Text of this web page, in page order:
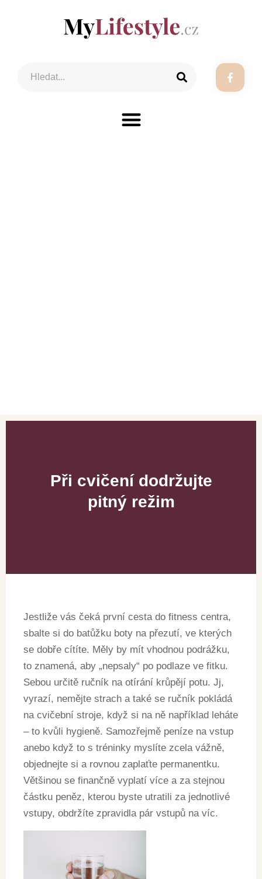
Při cvičení dodržujte
pitný režim
Jestliže vás čeká první cesta do fitness centra,
sbalte si do batůžku boty na přezutí, ve kterých
se dobře cítíte. Měly by mít vhodnou podrážku,
to znamená, aby „nepsaly“ po podlaze ve fitku.
Sebou určitě ručník na otírání krůpějí potu. Jj,
vyrazí, nemějte strach a také se ručník pokládá
na cvičební stroje, když si na ně například leháte
– to kvůli hygieně. Samozřejmě peníze na vstup
anebo když to s tréninky myslíte zcela vážně,
objednejte si a rovnou zaplaťte permanentku.
Většinou se finančně vyplatí více a za stejnou
částku peněz, kterou byste utratili za jednotlivé
vstupy, obdržíte zpravidla pár vstupů na víc.